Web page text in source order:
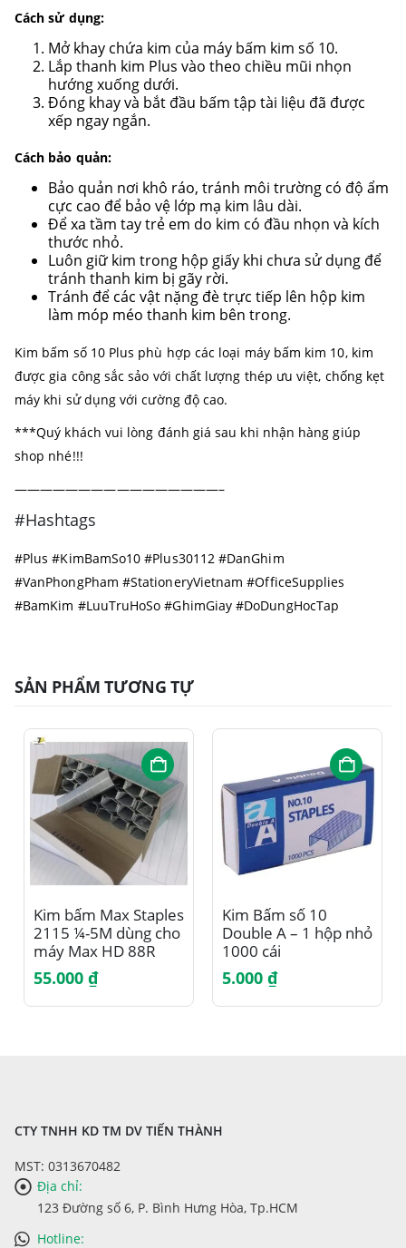
Cách sử dụng:
Mở khay chứa kim của máy bấm kim số 10.
Lắp thanh kim Plus vào theo chiều mũi nhọn
hướng xuống dưới.
Đóng khay và bắt đầu bấm tập tài liệu đã được
xếp ngay ngắn.
Cách bảo quản:
Bảo quản nơi khô ráo, tránh môi trường có độ ẩm
cực cao để bảo vệ lớp mạ kim lâu dài.
Để xa tầm tay trẻ em do kim có đầu nhọn và kích
thước nhỏ.
Luôn giữ kim trong hộp giấy khi chưa sử dụng để
tránh thanh kim bị gãy rời.
Tránh để các vật nặng đè trực tiếp lên hộp kim
làm móp méo thanh kim bên trong.
Kim bấm số 10 Plus phù hợp các loại máy bấm kim 10, kim
được gia công sắc sảo với chất lượng thép ưu việt, chống kẹt
máy khi sử dụng với cường độ cao.
***Quý khách vui lòng đánh giá sau khi nhận hàng giúp
shop nhé!!!
————————————————–
#Hashtags
#Plus #KimBamSo10 #Plus30112 #DanGhim
#VanPhongPham #StationeryVietnam #OfficeSupplies
#BamKim #LuuTruHoSo #GhimGiay #DoDungHocTap
SẢN PHẨM TƯƠNG TỰ
Kim bấm Max Staples
2115 ¼-5M dùng cho
máy Max HD 88R
55.000 ₫
Kim Bấm số 10
Double A – 1 hộp nhỏ
1000 cái
5.000 ₫
CTY TNHH KD TM DV TIẾN THÀNH
MST: 0313670482
Địa chỉ:
123 Đường số 6, P. Bình Hưng Hòa, Tp.HCM
Hotline: